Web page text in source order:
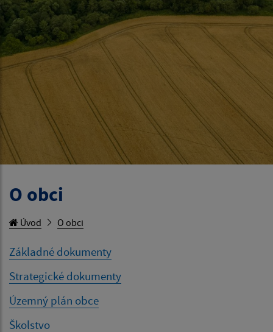
O obci
Úvod O obci
Základné dokumenty
Strategické dokumenty
Územný plán obce
Školstvo